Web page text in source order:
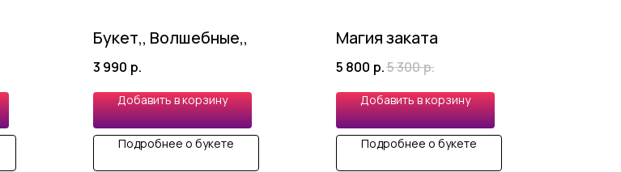
Букет,, Волшебные,,
3 990 р.
Добавить в корзину
Подробнее о букете
Магия заката
5 800 р.5 300р.
Добавить в корзину
Подробнее о букете